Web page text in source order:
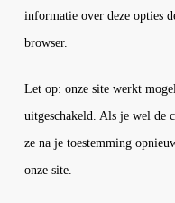
informatie over deze opties
browser.
Let op: onze site werkt
uitgeschakeld. Als je wel de
ze na je toestemming
onze site.